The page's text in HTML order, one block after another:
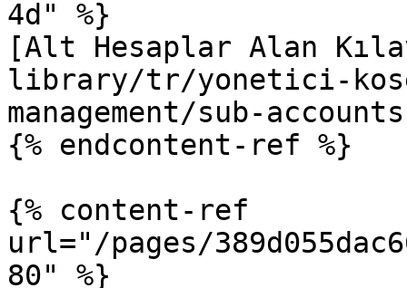
4d" %}
[Alt Hesaplar Alan
library/tr/yonetici-
management/sub-
{% endcontent-ref %}
{% content-ref
url="/pages/
80" %}